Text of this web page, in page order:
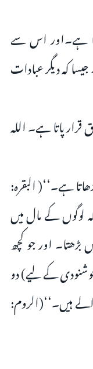
ہے۔اور اس سے
کہ دیگر عبادات
قرار پاتا ہے۔ اللہ
ہے۔‘‘( البقرہ:
کہ لوگوں کے مال میں
بڑھتا۔ اور جو کچھ
خوشنودی کے لیے) دو
ہیں۔‘‘(الروم: